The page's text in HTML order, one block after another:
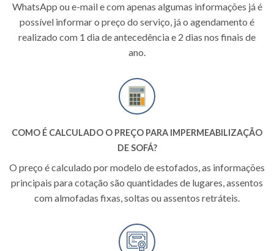
WhatsApp ou e-mail e com apenas algumas informações já é
possível informar o preço do serviço, já o agendamento é
realizado com 1 dia de antecedência e 2 dias nos finais de
ano.
COMO É CALCULADO O PREÇO PARA IMPERMEABILIZAÇÃO
DE SOFÁ?
O preço é calculado por modelo de estofados, as informações
principais para cotação são quantidades de lugares, assentos
com almofadas fixas, soltas ou assentos retráteis.